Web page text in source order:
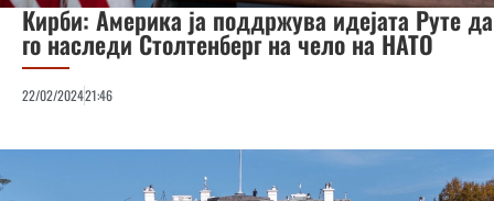
Кирби: Америка ја поддржува идејата Руте да
го наследи Столтенберг на чело на НАТО
22/02/202421:46